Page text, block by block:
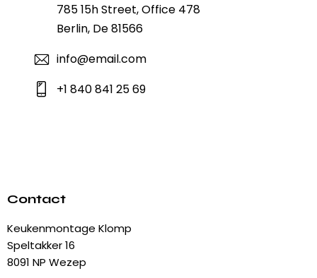
785 15h Street, Office 478
Berlin, De 81566
info@email.com
+1 840 841 25 69
Contact
Keukenmontage Klomp
Speltakker 16
8091 NP Wezep